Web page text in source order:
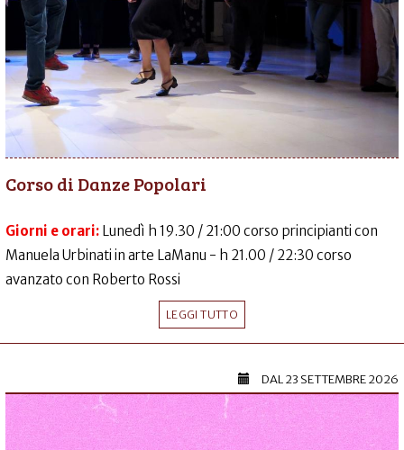
Corso di Danze Popolari
Giorni e orari: Lunedì h 19.30 / 21:00 corso principianti con
Manuela Urbinati in arte LaManu - h 21.00 / 22:30 corso
avanzato con Roberto Rossi
LEGGI TUTTO
DAL23 SETTEMBRE 2026